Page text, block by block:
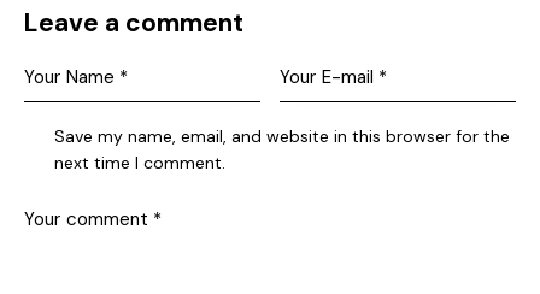
Leave a comment
Save my name, email, and website in this browser for the
next time I comment.